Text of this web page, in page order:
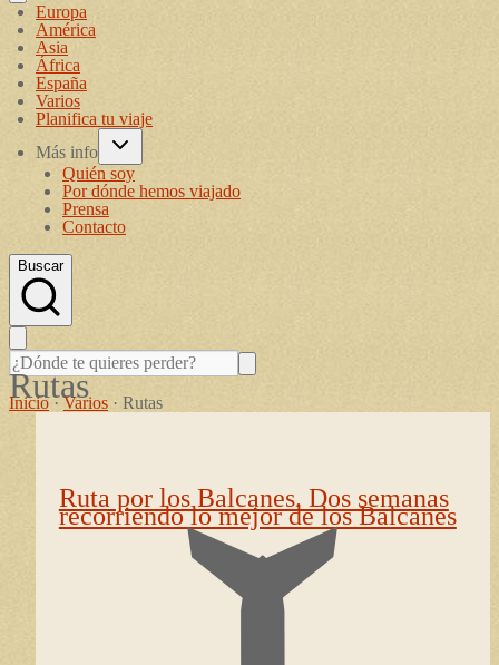
Europa
América
Asia
África
España
Varios
Planifica tu viaje
Más info
Quién soy
Por dónde hemos viajado
Prensa
Contacto
Buscar
Rutas
Inicio·Varios · Rutas
Ruta por los Balcanes. Dos semanas
recorriendo lo mejor de los Balcanes